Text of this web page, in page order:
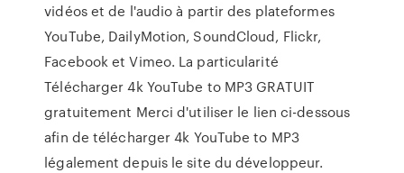
vidéos et de l'audio à partir des plateformes
YouTube, DailyMotion, SoundCloud, Flickr,
Facebook et Vimeo. La particularité
Télécharger 4k YouTube to MP3 GRATUIT
gratuitement Merci d'utiliser le lien ci-dessous
afin de télécharger 4k YouTube to MP3
légalement depuis le site du développeur.